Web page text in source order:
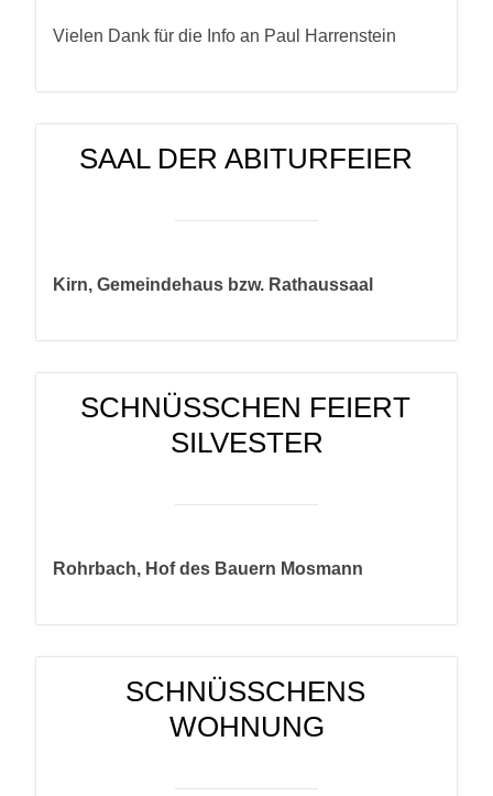
Vielen Dank für die Info an Paul Harrenstein
SAAL DER ABITURFEIER
Kirn, Gemeindehaus bzw. Rathaussaal
SCHNÜSSCHEN FEIERT S
ILVESTER
Rohrbach, Hof des Bauern Mosmann
SCHNÜSSCHENS W
OHNUNG